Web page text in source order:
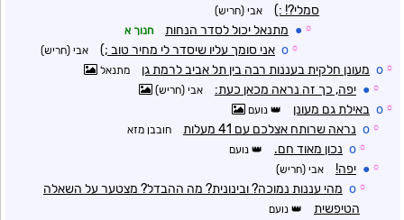
סמלי?! :) אבי (חריש)
☼
● מתנאל יכול לסדר הנחות חנוך א
☼
o אני סומך עליו שיסדר לי מחיר טוב ;) אבי (חריש)
☼
o מעונן חלקית בעננות רבה בין תל אביב לרמת גן מתנאל
☼
● יפה, כך זה נראה מכאן כעת: אבי (חריש)
☼
o באילת גם מעונן נועם
☼
o נראה שרותח אצלכם עם 41 מעלות חובבן מזא
☼
o נכון מאוד חם. נועם
☼
● יפה! אבי (חריש)
☼
o מהי עננות נמוכה? ובינונית? מה ההבדל? מצטער על השאלה
הטיפשית
נועם